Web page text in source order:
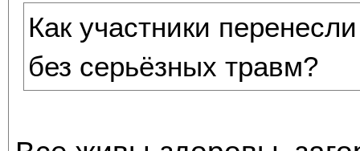
Как участники
без серьёзных травм?